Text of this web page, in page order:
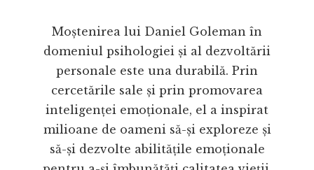
Moștenirea lui Daniel Goleman în
domeniul psihologiei și al dezvoltării
personale este una durabilă. Prin
cercetările sale și prin promovarea
inteligenței emoționale, el a inspirat
milioane de oameni să-și exploreze și
să-și dezvolte abilitățile emoționale